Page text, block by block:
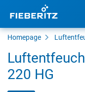
Homepage
220 HG